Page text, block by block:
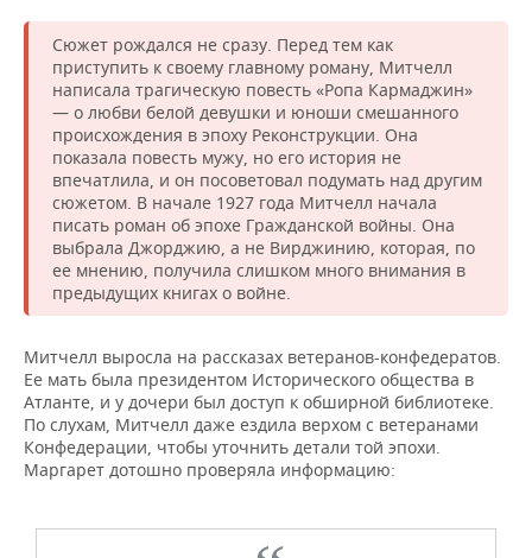
Сюжет рождался не сразу. Перед тем как
приступить к своему главному роману, Митчелл
написала трагическую повесть «Ропа Кармаджин»
— о любви белой девушки и юноши смешанного
происхождения в эпоху Реконструкции. Она
показала повесть мужу, но его история не
впечатлила, и он посоветовал подумать над другим
сюжетом. В начале 1927 года Митчелл начала
писать роман об эпохе Гражданской войны. Она
выбрала Джорджию, а не Вирджинию, которая, по
ее мнению, получила слишком много внимания в
предыдущих книгах о войне.
Митчелл выросла на рассказах ветеранов-конфедератов.
Ее мать была президентом Исторического общества в
Атланте, и у дочери был доступ к обширной библиотеке.
По слухам, Митчелл даже ездила верхом с ветеранами
Конфедерации, чтобы уточнить детали той эпохи.
Маргарет дотошно проверяла информацию: